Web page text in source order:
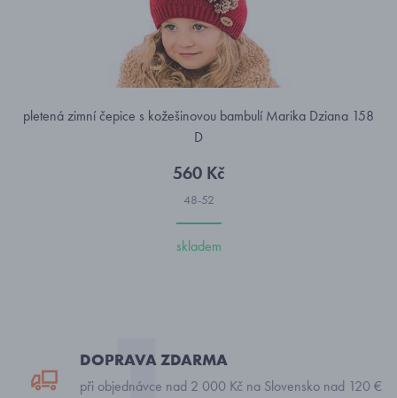
pletená zimní čepice s kožešinovou bambulí Marika Dziana 158
D
560 Kč
48-52
skladem
DOPRAVA ZDARMA
při objednávce nad 2 000 Kč na Slovensko nad 120 €